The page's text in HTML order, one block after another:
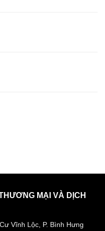
MẠI VÀ DỊCH
Vĩnh Lộc, P. Bình Hưng